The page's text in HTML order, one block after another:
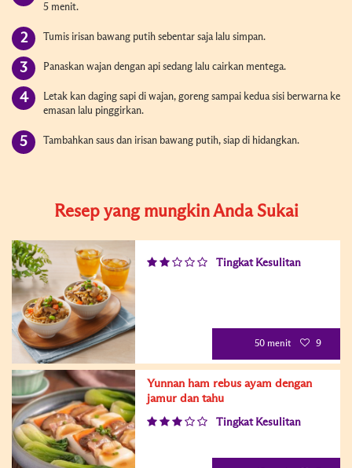
5 menit.
Tumis irisan bawang putih sebentar saja lalu simpan.
Panaskan wajan dengan api sedang lalu cairkan mentega.
Letak kan daging sapi di wajan, goreng sampai kedua sisi berwarna ke
emasan lalu pinggirkan.
Tambahkan saus dan irisan bawang putih, siap di hidangkan.
Resep yang mungkin Anda Sukai
Tingkat Kesulitan
50 menit 9
Yunnan ham rebus ayam dengan
jamur dan tahu
Tingkat Kesulitan